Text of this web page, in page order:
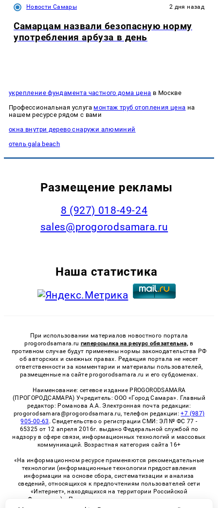
Новости Самары 2 дня назад
Самарцам назвали безопасную норму
употребления арбуза в день
укрепление фундамента частного дома цена в Москве
Профессиональная услуга монтаж труб отопления цена на
нашем ресурсе рядом с вами
окна внутри дерево снаружи алюминий
отель gala beach
Размещение рекламы
8 (927) 018-49-24
sales@progorodsamara.ru
Наша статистика
При использовании материалов новостного портала
progorodsamara.ru гиперссылка на ресурс обязательна, в
противном случае будут применены нормы законодательства РФ
об авторских и смежных правах. Редакция портала не несет
ответственности за комментарии и материалы пользователей,
размещенные на сайте progorodsamara.ru и его субдоменах.
Наименование: сетевое издание PROGORODSAMARA
(ПРОГОРОДСАМАРА) Учредитель: ООО «Город Самара». Главный
редактор: Романова А.А. Электронная почта редакции:
progorodsamara@progorodsamara.ru, телефон редакции:+7 (987)
905-00-63 . Свидетельство о регистрации СМИ: ЭЛ № ФС 77 -
65325 от 12 апреля 2016г. выдано Федеральной службой по
надзору в сфере связи, информационных технологий и массовых
коммуникаций. Возрастная категория сайта 16+
«На информационном ресурсе применяются рекомендательные
технологии (информационные технологии предоставления
информации на основе сбора, систематизации и анализа
сведений, относящихся к предпочтениям пользователей сети
«Интернет», находящихся на территории Российской
Федерации)». Правила применения рекомендательных